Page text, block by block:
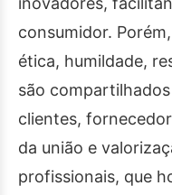
consumidor.
ética, humildade,
são
clientes,
da união e
profissionais, que